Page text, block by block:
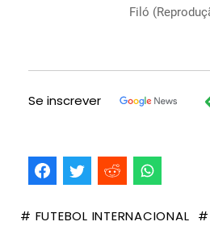
Filó
Se inscrever
# FUTEBOL INTERNACIONAL #